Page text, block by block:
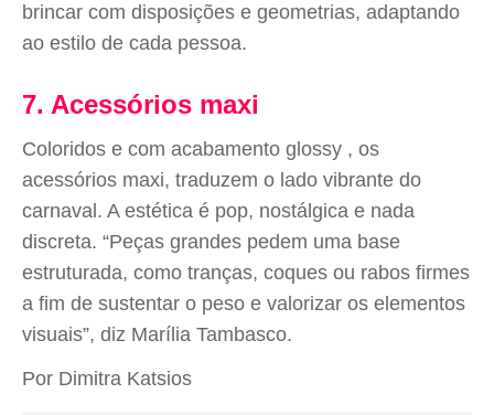
brincar com disposições e geometrias, adaptando
ao estilo de cada pessoa.
7. Acessórios maxi
Coloridos e com acabamento glossy , os
acessórios maxi, traduzem o lado vibrante do
carnaval. A estética é pop, nostálgica e nada
discreta. “Peças grandes pedem uma base
estruturada, como tranças, coques ou rabos firmes
a fim de sustentar o peso e valorizar os elementos
visuais”, diz Marília Tambasco.
Por Dimitra Katsios